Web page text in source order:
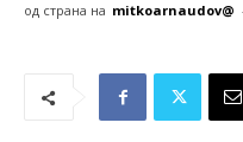
од страна на mitkoarnaudov@